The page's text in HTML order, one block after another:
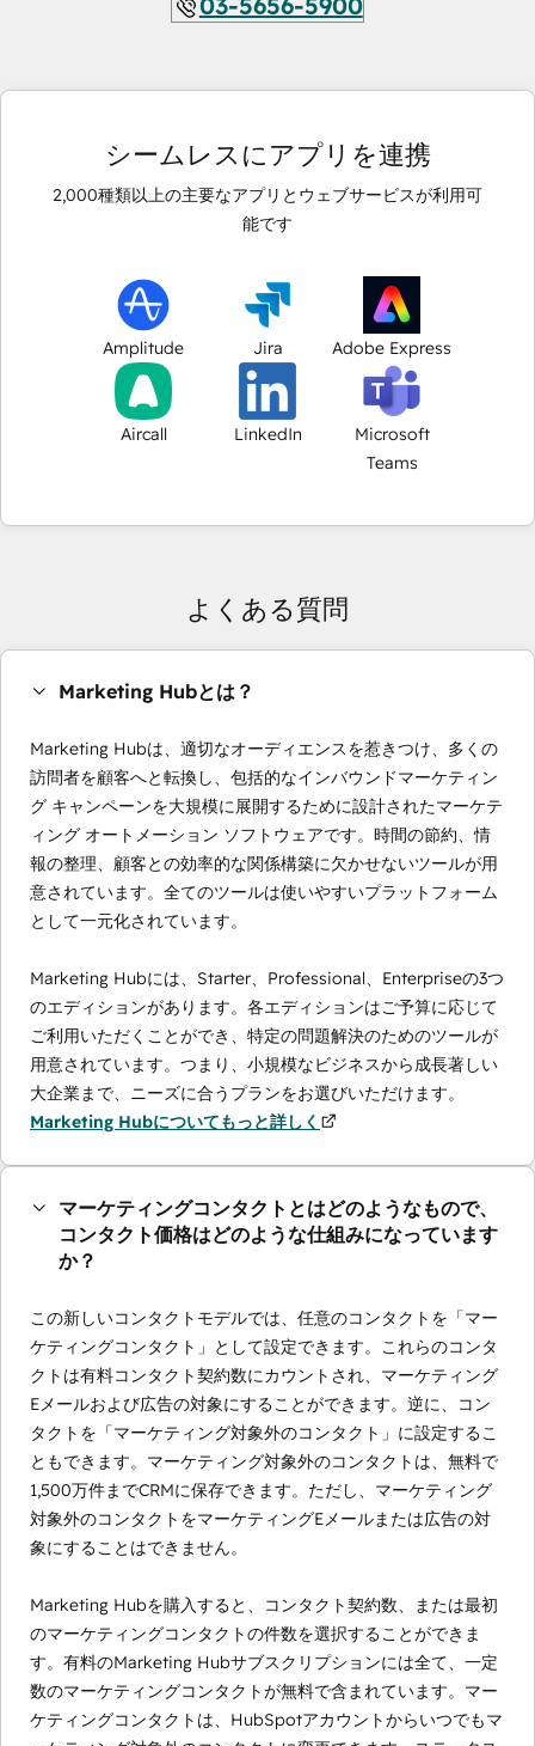
シームレスにアプリを連携
2,000種類以上の主要なアプリとウェブサービスが利用可
能です
Amplitude Jira Adobe Express
Aircall LinkedIn
Microsoft
Teams
よくある質問
Marketing Hubとは？
Marketing Hubは、適切なオーディエンスを惹きつけ、多くの
訪問者を顧客へと転換し、包括的なインバウンドマーケティン
グ キャンペーンを大規模に展開するために設計されたマーケテ
ィング オートメーション ソフトウェアです。時間の節約、情
報の整理、顧客との効率的な関係構築に欠かせないツールが用
意されています。全てのツールは使いやすいプラットフォーム
として一元化されています。
Marketing Hubには、Starter、Professional、Enterpriseの3つ
のエディションがあります。各エディションはご予算に応じて
ご利用いただくことができ、特定の問題解決のためのツールが
用意されています。つまり、小規模なビジネスから成長著しい
大企業まで、ニーズに合うプランをお選びいただけます。
Marketing Hubについてもっと詳しく
マーケティングコンタクトとはどのようなもので、
コンタクト価格はどのような仕組みになっています
か？
この新しいコンタクトモデルでは、任意のコンタクトを「マー
ケティングコンタクト」として設定できます。これらのコンタ
クトは有料コンタクト契約数にカウントされ、マーケティング
Eメールおよび広告の対象にすることができます。逆に、コン
タクトを「マーケティング対象外のコンタクト」に設定するこ
ともできます。マーケティング対象外のコンタクトは、無料で
1,500万件までCRMに保存できます。ただし、マーケティング
対象外のコンタクトをマーケティングEメールまたは広告の対
象にすることはできません。
Marketing Hubを購入すると、コンタクト契約数、または最初
のマーケティングコンタクトの件数を選択することができま
す。有料のMarketing Hubサブスクリプションには全て、一定
数のマーケティングコンタクトが無料で含まれています。マー
ケティングコンタクトは、HubSpotアカウントからいつでもマ